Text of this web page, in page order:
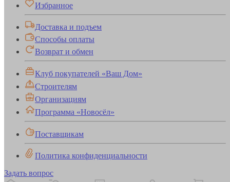
Избранное
Доставка и подъем
Способы оплаты
Возврат и обмен
Клуб покупателей «Ваш Дом»
Строителям
Организациям
Программа «Новосёл»
Поставщикам
Политика конфиденциальности
Задать вопрос